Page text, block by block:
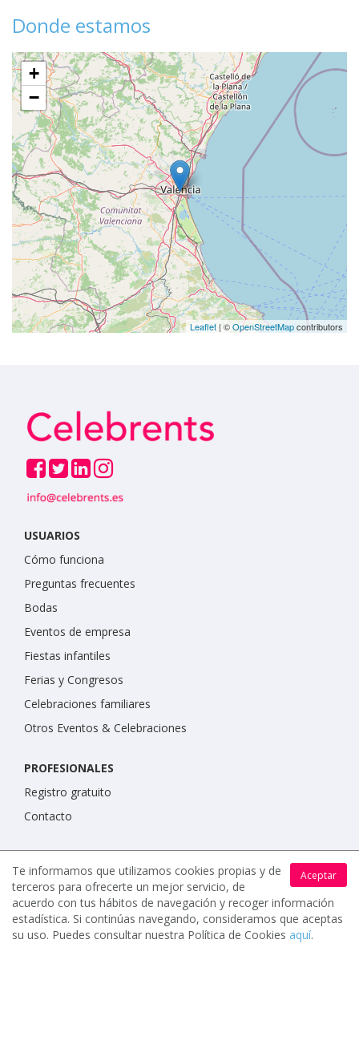
Donde estamos
+
−
Leaflet | ©OpenStreetMapcontributors
USUARIOS
Cómo funciona
Preguntas frecuentes
Bodas
Eventos de empresa
Fiestas infantiles
Ferias y Congresos
Celebraciones familiares
Otros Eventos & Celebraciones
PROFESIONALES
Registro gratuito
Contacto
IMPORTANTE
Condiciones de uso
Política de protección de datos
Política de cookies
Aceptar
Te informamos que utilizamos cookies propias y de
terceros para ofrecerte un mejor servicio, de
acuerdo con tus hábitos de navegación y recoger información
estadística. Si continúas navegando, consideramos que aceptas
su uso. Puedes consultar nuestra Política de Cookies aquí.